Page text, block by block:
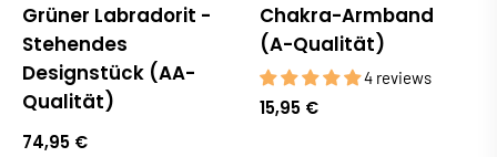
Grüner Labradorit -
Stehendes
Designstück (AA-
Qualität)
74,95 €
Chakra-Armband
(A-Qualität)
4 reviews
15,95 €